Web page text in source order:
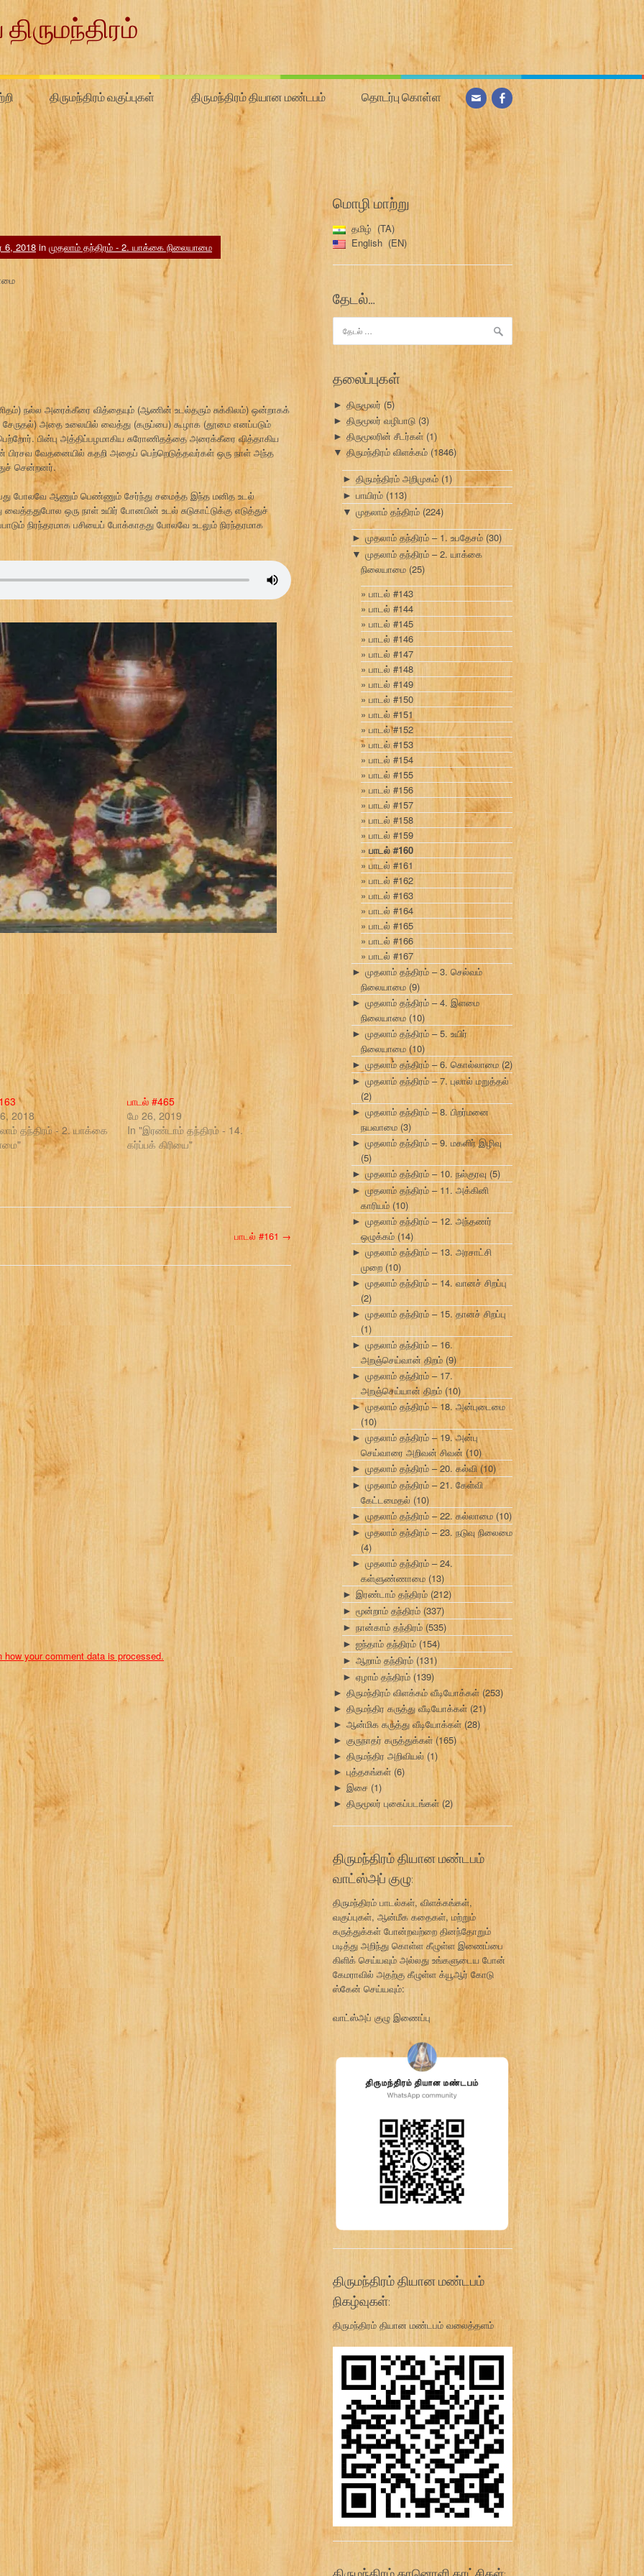
திருமந்திரம் வகுப்புகள் திருமந்திரம் தியான மண்டபம் தொடர்பு கொள்ள
6, 2018 in முதலாம் தந்திரம் - 2. யாக்கை நிலையாமை
நல்ல அரைக்கீரை வித்தையும் (ஆணின் உடல்தரும் சுக்கிலம்) ஒன்றாகக்
அதை உலையில் வைத்து (கருப்பை) கூழாக (தூமை எனப்படும்
பின்பு அத்திப்பழமாகிய சுரோணிதத்தை அரைக்கீரை வித்தாகிய
பிரசவ வேதனையில் கதறி அதைப் பெற்றெடுத்தவர்கள் ஒரு நாள் அந்த
சென்றனர்.
போலவே ஆணும் பெண்ணும் சேர்ந்து சமைத்த இந்த மனித உடல்
வைத்ததுபோல ஒரு நாள் உயிர் போனபின் உடல் சுடுகாட்டுக்கு எடுத்துச்
நிரந்தரமாக பசியைப் போக்காதது போலவே உடலும் நிரந்தரமாக
2018
தந்திரம் - 2. யாக்கை
பாடல் #465
மே 26, 2019
In "இரண்டாம் தந்திரம் - 14.
கர்ப்பக் கிரியை"
பாடல் #161 →
how your comment data is processed.
மொழி மாற்று
தமிழ்
TA
English
EN
தேடல்…
தேடு:
தலைப்புகள்
► திருமூலர் (5)
► திருமூலர் வழிபாடு (3)
► திருமூலரின் சீடர்கள் (1)
▼ திருமந்திரம் விளக்கம் (1846)
► திருமந்திரம் அறிமுகம் (1)
► பாயிரம் (113)
▼ முதலாம் தந்திரம் (224)
► முதலாம் தந்திரம் – 1. உபதேசம் (30)
▼ முதலாம் தந்திரம் – 2. யாக்கை
நிலையாமை (25)
பாடல் #143
பாடல் #144
பாடல் #145
பாடல் #146
பாடல் #147
பாடல் #148
பாடல் #149
பாடல் #150
பாடல் #151
பாடல் #152
பாடல் #153
பாடல் #154
பாடல் #155
பாடல் #156
பாடல் #157
பாடல் #158
பாடல் #159
பாடல் #160
பாடல் #161
பாடல் #162
பாடல் #163
பாடல் #164
பாடல் #165
பாடல் #166
பாடல் #167
► முதலாம் தந்திரம் – 3. செல்வம்
நிலையாமை (9)
► முதலாம் தந்திரம் – 4. இளமை
நிலையாமை (10)
► முதலாம் தந்திரம் – 5. உயிர்
நிலையாமை (10)
► முதலாம் தந்திரம் – 6. கொல்லாமை (2)
► முதலாம் தந்திரம் – 7. புலால் மறுத்தல்
(2)
► முதலாம் தந்திரம் – 8. பிறர்மனை
நயவாமை (3)
► முதலாம் தந்திரம் – 9. மகளிர் இழிவு
(5)
► முதலாம் தந்திரம் – 10. நல்குரவு (5)
► முதலாம் தந்திரம் – 11. அக்கினி
காரியம் (10)
► முதலாம் தந்திரம் – 12. அந்தணர்
ஒழுக்கம் (14)
► முதலாம் தந்திரம் – 13. அரசாட்சி
முறை (10)
► முதலாம் தந்திரம் – 14. வானச் சிறப்பு
(2)
► முதலாம் தந்திரம் – 15. தானச் சிறப்பு
(1)
► முதலாம் தந்திரம் – 16.
அறஞ்செய்வான் திறம் (9)
► முதலாம் தந்திரம் – 17.
அறஞ்செய்யான் திறம் (10)
► முதலாம் தந்திரம் – 18. அன்புடைமை
(10)
► முதலாம் தந்திரம் – 19. அன்பு
செய்வாரை அறிவன் சிவன் (10)
► முதலாம் தந்திரம் – 20. கல்வி(10)
► முதலாம் தந்திரம் – 21. கேள்வி
கேட்டமைதல் (10)
► முதலாம் தந்திரம் – 22. கல்லாமை (10)
► முதலாம் தந்திரம் – 23. நடுவு நிலைமை
(4)
► முதலாம் தந்திரம் – 24.
கள்ளுண்ணாமை (13)
► இரண்டாம் தந்திரம் (212)
► மூன்றாம் தந்திரம் (337)
► நான்காம் தந்திரம் (535)
► ஐந்தாம் தந்திரம் (154)
► ஆறாம் தந்திரம் (131)
► ஏழாம் தந்திரம் (139)
► திருமந்திரம் விளக்கம் வீடியோக்கள் (253)
► திருமந்திர கருத்து வீடியோக்கள் (21)
► ஆன்மிக கருத்து வீடியோக்கள்(28)
► குருநாதர் கருத்துக்கள்(165)
► திருமந்திர அறிவியல் (1)
► புத்தகங்கள் (6)
► இசை (1)
► திருமூலர் புகைப்படங்கள் (2)
திருமந்திரம் தியான மண்டபம்
வாட்ஸ்அப் குழு:
திருமந்திரம் பாடல்கள், விளக்கங்கள்,
வகுப்புகள், ஆன்மீக கதைகள், மற்றும்
கருத்துக்கள் போன்றவற்றை தினந்தோறும்
படித்து அறிந்து கொள்ள கீழுள்ள இணைப்பை
கிளிக் செய்யவும் அல்லது உங்களுடைய போன்
கேமராவில் அதற்கு கீழுள்ள க்யூஆர் கோடு
ஸ்கேன் செய்யவும்:
வாட்ஸ்அப் குழு இணைப்பு
திருமந்திரம் தியான மண்டபம்
நிகழ்வுகள்:
திருமந்திரம் தியான மண்டபம் வலைத்தளம்